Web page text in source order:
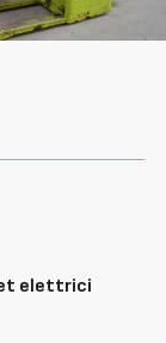
elettrici